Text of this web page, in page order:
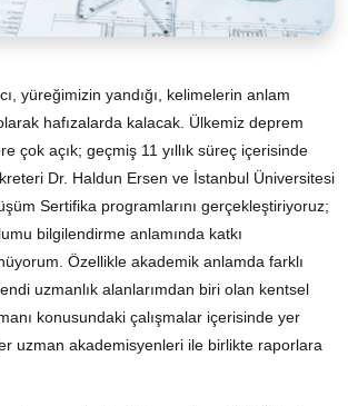
yüreğimizin yandığı, kelimelerin anlam
hafızalarda kalacak. Ülkemiz deprem
çok açık; geçmiş 11 yıllık süreç içerisinde
Dr. Haldun Ersen ve İstanbul Üniversitesi
Sertifika programlarını gerçekleştiriyoruz;
bilgilendirme anlamında katkı
Özellikle akademik anlamda farklı
uzmanlık alanlarımdan biri olan kentsel
konusundaki çalışmalar içerisinde yer
uzman akademisyenleri ile birlikte raporlara